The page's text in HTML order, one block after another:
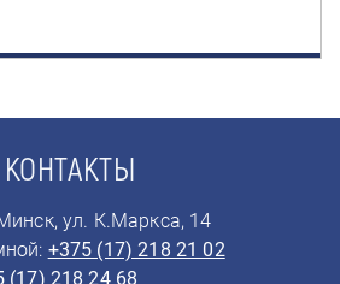
КОНТАКТЫ
ул. К.Маркса, 14
+375 (17) 218 21 02
(17) 218 24 68